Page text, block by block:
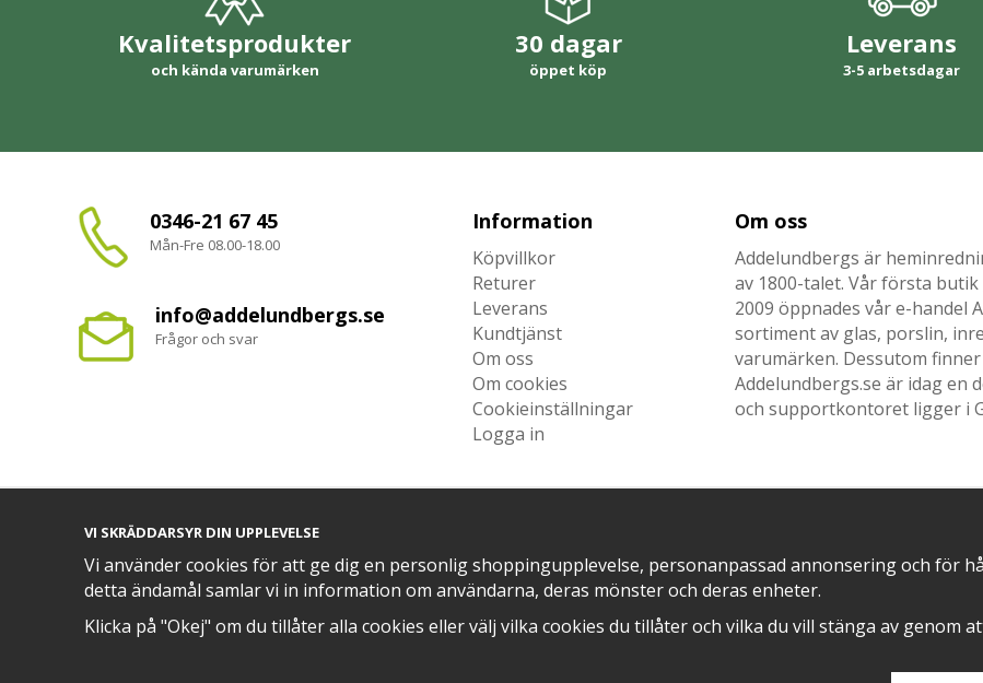
Kvalitetsprodukter
och kända varumärken
30 dagar
öppet köp
Leverans
3-5 arbetsdagar
0346-21 67 45
Mån-Fre 08.00-18.00
info@addelundbergs.se
Frågor och svar
Information
Köpvillkor
Returer
Leverans
Kundtjänst
Om oss
Om cookies
Cookieinställningar
Logga in
Om oss
Addelundbergs är
av 1800-talet. Vår första
2009 öppnades vår e-handel
sortiment av glas, porslin,
varumärken. Dessutom
Addelundbergs.se är idag en
och supportkontoret ligger i
VI SKRÄDDARSYR DIN UPPLEVELSE
Vi använder cookies för att ge dig en personlig shoppingupplevelse, personanpassad annonsering och för
detta ändamål samlar vi in information om användarna, deras mönster och deras enheter.
Klicka på "Okej" om du tillåter alla cookies eller välj vilka cookies du tillåter och vilka du vill stänga av genom